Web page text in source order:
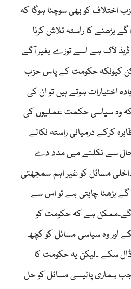
اختلاف کو بھی سوچنا ہوگا کہ
بڑھنے کا راستہ تلاش کرنا
لاک ہے اسے توڑے بغیر آگے
کیونکہ حکومت کے پاس حزب
اختیارات ہوتے ہیں تو ان کی
وہ سیاسی حکمت عملیوں کی
کرکے درمیانی راستہ نکالے
سے نکلنے میں مدد دے
مسائل کو غیر اہم سمجھتی
بڑھنا چاہتی ہے تو اس سے
ہے کہ حکومت کو
اور وہ سیاسی مسائل کو کچھ
۔لیکن یہ حکومت کا
ہماری پالیسی مسائل کو حل